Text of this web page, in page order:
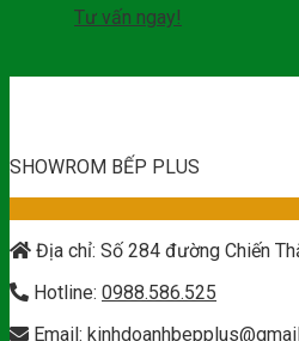
Tư vấn ngay!
SHOWROM BẾP PLUS
Địa chỉ: Số 284 đường Chiến
Hotline: 0988.586.525
Email: